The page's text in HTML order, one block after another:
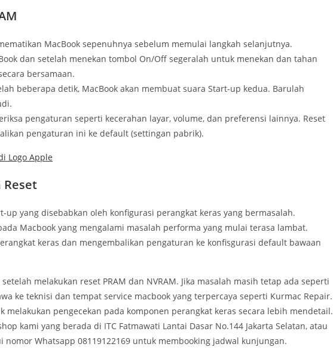
MacBook sepenuhnya sebelum memulai langkah selanjutnya.
dan setelah menekan tombol On/Off segeralah untuk menekan dan tahan
bersamaan.
beberapa detik, MacBook akan membuat suara Start-up kedua. Barulah
pengaturan seperti kecerahan layar, volume, dan preferensi lainnya. Reset
pengaturan ini ke default (settingan pabrik).
Logo Apple
Reset
up yang disebabkan oleh konfigurasi perangkat keras yang bermasalah.
Macbook yang mengalami masalah performa yang mulai terasa lambat.
keras dan mengembalikan pengaturan ke konfisgurasi default bawaan
melakukan reset PRAM dan NVRAM. Jika masalah masih tetap ada seperti
ke teknisi dan tempat service macbook yang terpercaya seperti Kurmac Repair.
pengecekan pada komponen perangkat keras secara lebih mendetail.
kami yang berada di ITC Fatmawati Lantai Dasar No.144 Jakarta Selatan, atau
Whatsapp 08119122169 untuk membooking jadwal kunjungan.